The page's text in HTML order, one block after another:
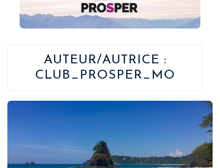
AUTEUR/AUTRICE :
CLUB_PROSPER_MO